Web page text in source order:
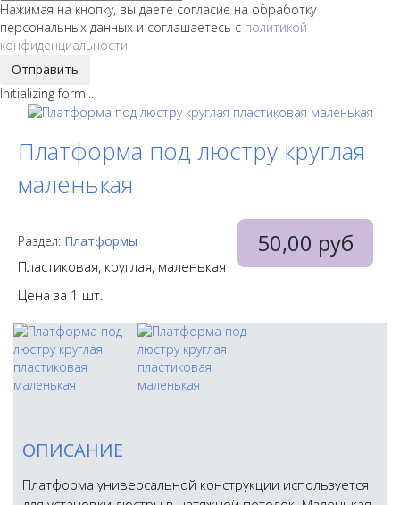
Нажимая на кнопку, вы даете согласие на обработку
персональных данных и соглашаетесь с политикой
конфиденциальности
Отправить
Initializing form...
Платформа под люстру круглая
маленькая
50,00 руб
Раздел: Платформы
Пластиковая, круглая, маленькая
Цена за 1 шт.
ОПИСАНИЕ
Платформа универсальной конструкции используется